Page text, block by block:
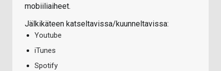
mobiiliaiheet.
Jälkikäteen katseltavissa/kuunneltavissa:
Youtube
iTunes
Spotify